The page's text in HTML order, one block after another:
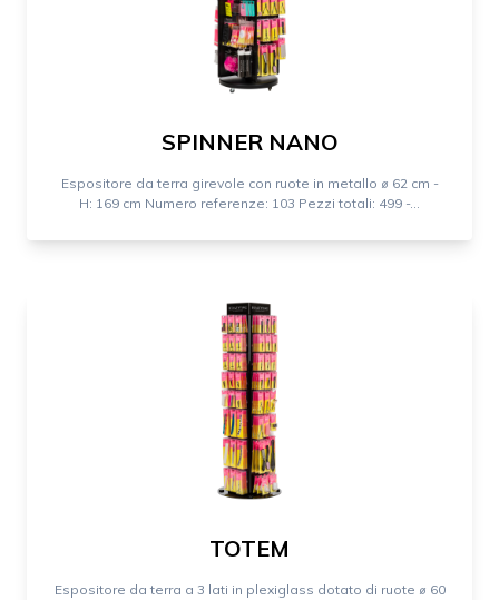
SPINNER NANO
Espositore da terra girevole con ruote in metallo ⌀ 62 cm -
H: 169 cm Numero referenze: 103 Pezzi totali: 499 -...
TOTEM
Espositore da terra a 3 lati in plexiglass dotato di ruote ⌀ 60